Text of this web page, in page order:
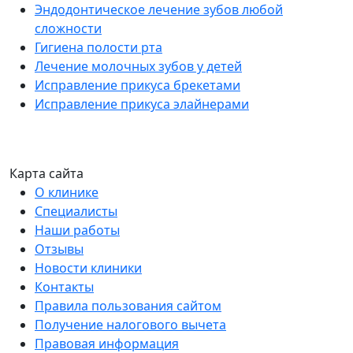
Эндодонтическое лечение зубов любой
сложности
Гигиена полости рта
Лечение молочных зубов у детей
Исправление прикуса брекетами
Исправление прикуса элайнерами
Карта сайта
О клинике
Специалисты
Наши работы
Отзывы
Новости клиники
Контакты
Правила пользования сайтом
Получение налогового вычета
Правовая информация